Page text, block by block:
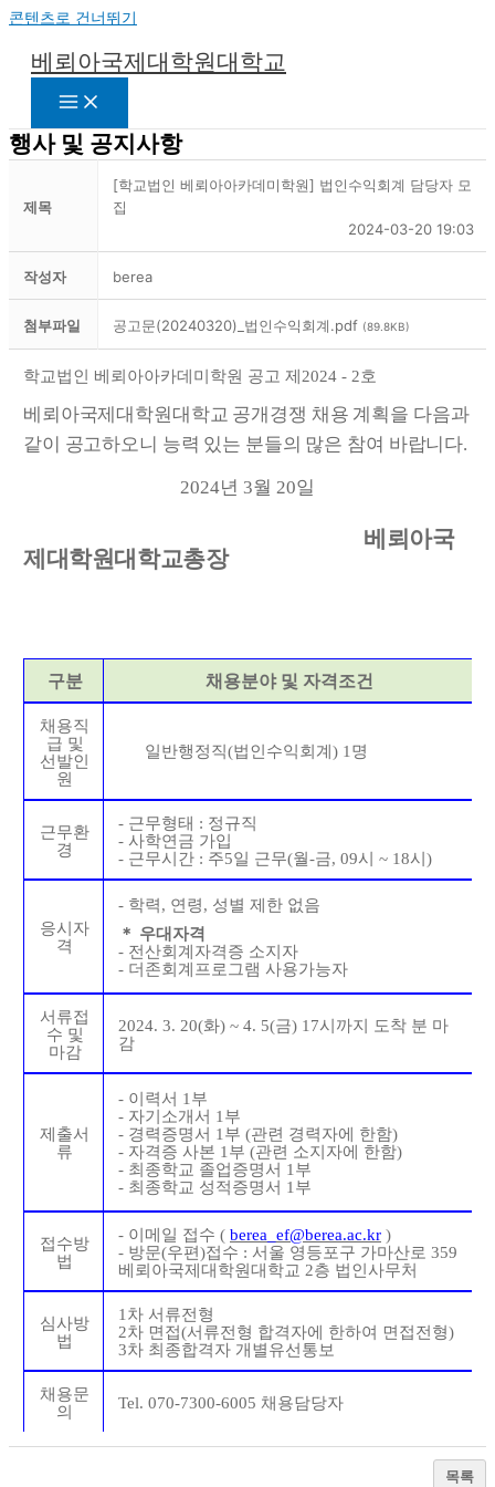
콘텐츠로 건너뛰기
베뢰아국제대학원대학교
행사 및 공지사항
제목
[학교법인 베뢰아아카데미학원] 법인수익회계 담당자 모
집
2024-03-20 19:03
작성자 berea
첨부파일 공고문(20240320)_법인수익회계.pdf (89.8KB)
학교법인 베뢰아아카데미학원 공고 제 2024 - 2호
베뢰아국제대학원대학교 공개경쟁 채용 계획을 다음과
같이 공고하오니 능력 있는 분들의 많은 참여 바랍니다.
2024년 3월 20일
베뢰아국
제대학원대학교총장
구분 채용분야 및 자격조건
채용직
급 및
선발인
원
일반행정직(법인수익회계 ) 1 명
근무환
경
- 근무형태 : 정규직
- 사학연금 가입
- 근무시간 : 주5일 근무(월-금, 09시 ~ 18시 )
응시자
격
- 학력, 연령, 성별 제한 없음
＊ 우대자격
- 전산회계자격증 소지자
- 더존회계프로그램 사용가능자
서류접
수 및
마감
2024. 3. 20(화) ~ 4. 5(금) 17시까지 도착 분 마
감
제출서
류
- 이력서 1 부
- 자기소개서 1 부
- 경력증명서 1 부 (관련 경력자에 한함)
- 자격증 사본 1 부 (관련 소지자에 한함)
- 최종학교 졸업증명서 1 부
- 최종학교 성적증명서 1 부
접수방
법
- 이메일 접수 ( berea_ef@berea.ac.kr )
- 방문(우편)접수 : 서울 영등포구 가마산로 359
베뢰아국제대학원대학교 2층 법인사무처
심사방
법
1 차 서류전형
2차 면접(서류전형 합격자에 한하여 면접전형)
3차 최종합격자 개별유선통보
채용문
의
Tel. 070-7300-6005 채용담당자
목록